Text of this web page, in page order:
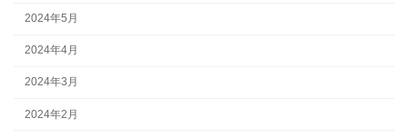
2024年5月
2024年4月
2024年3月
2024年2月